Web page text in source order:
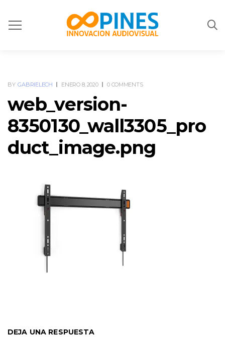
BY GABRIELECH ENERO 8, 2020 0 COMMENTS
web_version-
8350130_wall3305_pro
duct_image.png
DEJA UNA RESPUESTA